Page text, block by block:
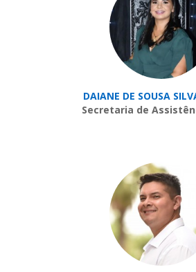
DAIANE DE SOUSA
Secretaria de